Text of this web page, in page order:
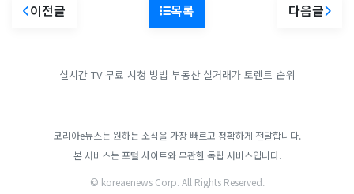
이전글 목록 다음글
실시간 TV 무료 시청 방법 부동산 실거래가 토렌트 순위
코리아e뉴스는 원하는 소식을 가장 빠르고 정확하게 전달합니다.
본 서비스는 포털 사이트와 무관한 독립 서비스입니다.
© koreaenews Corp. All Rights Reserved.